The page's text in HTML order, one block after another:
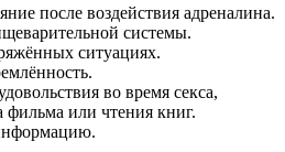
после воздействия адреналина.
системы.
ситуациях.
во время секса,
фильма или чтения книг.